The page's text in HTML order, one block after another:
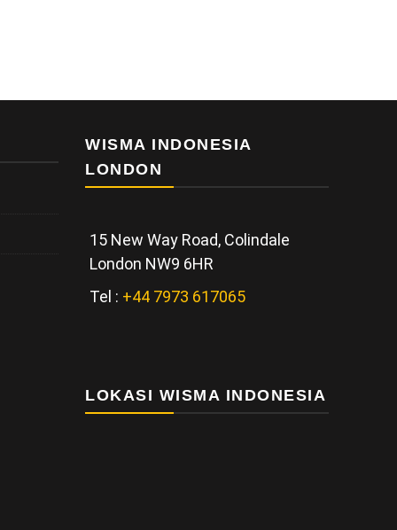
WISMA INDONESIA
LONDON
15 New Way Road, Colindale
London NW9 6HR
Tel : +44 7973 617065
LOKASI WISMA INDONESIA